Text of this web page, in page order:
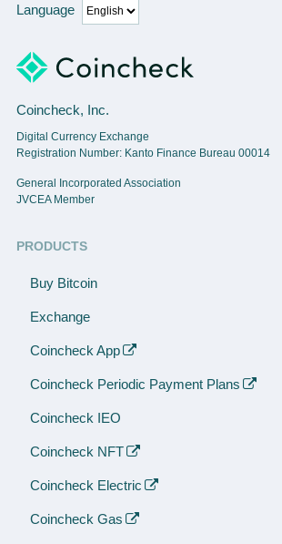
Language
Coincheck, Inc.
Digital Currency Exchange
Registration Number: Kanto Finance Bureau 00014
General Incorporated Association
JVCEA Member
PRODUCTS
Buy Bitcoin
Exchange
Coincheck App
Coincheck Periodic Payment Plans
Coincheck IEO
Coincheck NFT
Coincheck Electric
Coincheck Gas